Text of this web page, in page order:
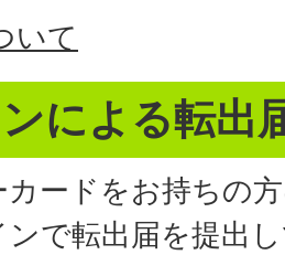
いて
による転出
ードをお持ちの
で転出届を提出